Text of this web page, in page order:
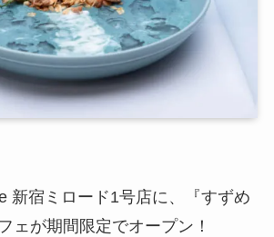
新宿ミロード1号店に、『すずめ
ェが期間限定でオープン！